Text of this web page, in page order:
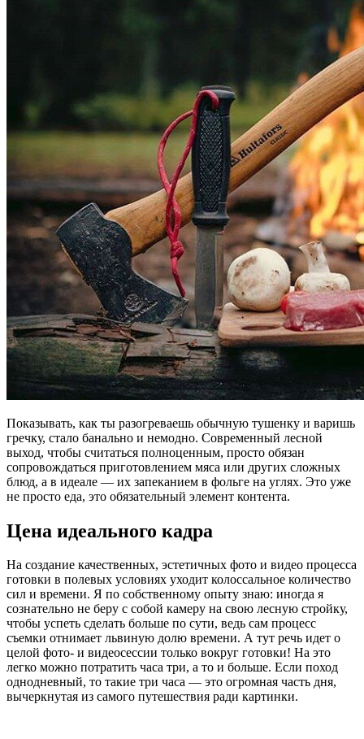
Показывать, как ты разогреваешь обычную тушенку и варишь
гречку, стало банально и немодно. Современный лесной
выход, чтобы считаться полноценным, просто обязан
сопровождаться приготовлением мяса или других сложных
блюд, а в идеале — их запеканием в фольге на углях. Это уже
не просто еда, это обязательный элемент контента.
Цена идеального кадра
На создание качественных, эстетичных фото и видео процесса
готовки в полевых условиях уходит колоссальное количество
сил и времени. Я по собственному опыту знаю: иногда я
сознательно не беру с собой камеру на свою лесную стройку,
чтобы успеть сделать больше по сути, ведь сам процесс
съемки отнимает львиную долю времени. А тут речь идет о
целой фото- и видеосессии только вокруг готовки! На это
легко можно потратить часа три, а то и больше. Если поход
однодневный, то такие три часа — это огромная часть дня,
вычеркнутая из самого путешествия ради картинки.